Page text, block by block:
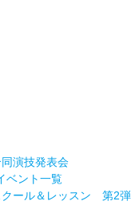
演技発表会
ベント一覧
クール＆レッスン 第2弾